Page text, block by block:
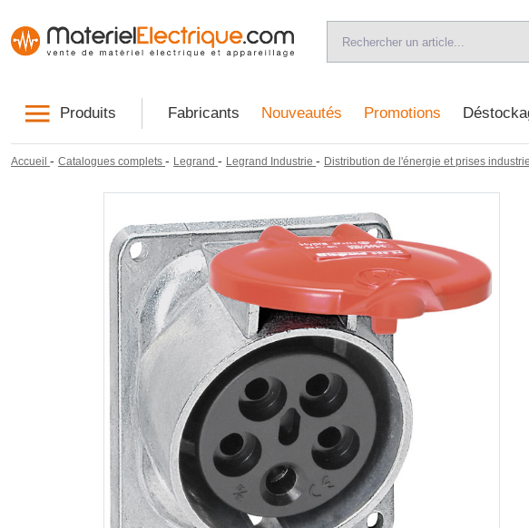
Produits Fabricants Nouveautés Promotions
Accueil - Catalogues complets - Legrand - Legrand Industrie - Distribution de l'énergie et prises